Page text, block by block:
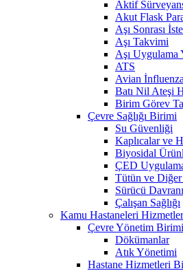
Aktif
Akut Flask
Aşı Sonrası
Aşı Takvimi
Aşı Uygulama
ATS
Avian İnfluenza
Batı Nil Ateşi
Birim Görev
Çevre Sağlığı Birimi
Su Güvenliği
Kaplıcalar ve
Biyosidal
ÇED
Tütün ve Diğer
Sürücü
Çalışan Sağlığı
Kamu Hastaneleri
Çevre Yönetim Birimi
Dökümanlar
Atık Yönetimi
Hastane Hizmetleri